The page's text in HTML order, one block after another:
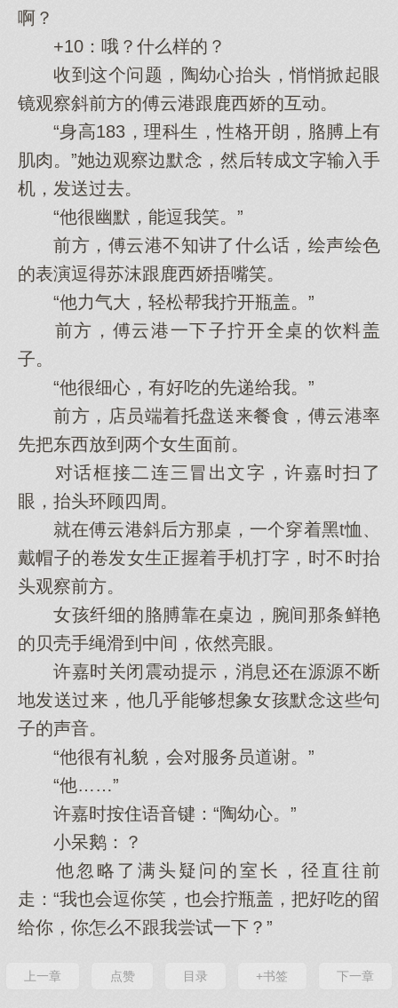
啊？
+10：哦？什么样的？
收到这个问题，陶幼心抬头，悄悄掀起眼
镜观察斜前方的傅云港跟鹿西娇的互动。
“身高183，理科生，性格开朗，胳膊上有
肌肉。”她边观察边默念，然后转成文字输入手
机，发送过去。
“他很幽默，能逗我笑。”
前方，傅云港不知讲了什么话，绘声绘色
的表演逗得苏沫跟鹿西娇捂嘴笑。
“他力气大，轻松帮我拧开瓶盖。”
前方，傅云港一下子拧开全桌的饮料盖
子。
“他很细心，有好吃的先递给我。”
前方，店员端着托盘送来餐食，傅云港率
先把东西放到两个女生面前。
对话框接二连三冒出文字，许嘉时扫了
眼，抬头环顾四周。
就在傅云港斜后方那桌，一个穿着黑t恤、
戴帽子的卷发女生正握着手机打字，时不时抬
头观察前方。
女孩纤细的胳膊靠在桌边，腕间那条鲜艳
的贝壳手绳滑到中间，依然亮眼。
许嘉时关闭震动提示，消息还在源源不断
地发送过来，他几乎能够想象女孩默念这些句
子的声音。
“他很有礼貌，会对服务员道谢。”
“他……”
许嘉时按住语音键：“陶幼心。”
小呆鹅：？
他忽略了满头疑问的室长，径直往前
走：“我也会逗你笑，也会拧瓶盖，把好吃的留
给你，你怎么不跟我尝试一下？”
上一章 点赞 目录 +书签 下一章